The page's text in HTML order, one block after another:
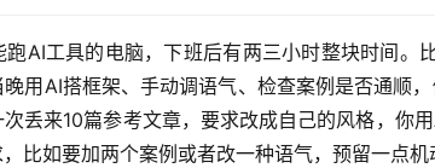
AI工具的电脑，下班后有两三小时整块时间。
用AI搭框架、手动调语气、检查案例是否通顺
丢来10篇参考文章，要求改成自己的风格，你
比如要加两个案例或者改一种语气，预留一点机